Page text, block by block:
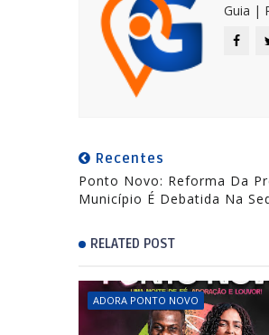
Guia |
Recentes
Ponto Novo: Reforma Da
Município É Debatida Na
RELATED POST
ADORA PONTO NOVO